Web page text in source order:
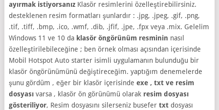
ayırmak istiyorsanızKlasör resimlerini özelleştirebilirsiniz.
desteklenen resim formatları şunlardır : .jpg, .jpeg, .gif, .png,
.tif, .tiff, .bmp, .ico, .wmf, .dib, .jfif, .jpe, .fpx veya .mix. Gelelim
Windows 11 ve 10 da klasör öngörünüm resminin nasıl
özelleştirilebileceğine ; ben örnek olması açısından içerisinde
Mobil Hotspot Auto starter isimli uygulamanın bulunduğu bir
klasör öngörünümünü değiştireceğim. yaptığım denemelerde
şunu gördüm , eğer bir klasör içerisinde exe , txt ve resim
dosyasıvarsa , klasör ön görünümü olarak resim dosyası
gösteriliyor, Resim dosyasını silerseniz busefer txtdosyası